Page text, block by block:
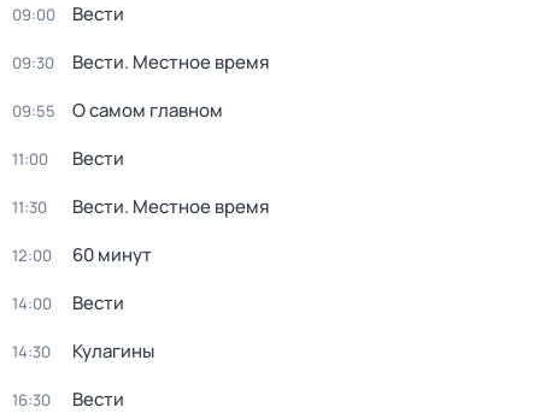
09:00 Вести
09:30 Вести. Местное время
09:55 О самом главном
11:00 Вести
11:30 Вести. Местное время
12:00 60 минут
14:00 Вести
14:30 Кулагины
16:30 Вести